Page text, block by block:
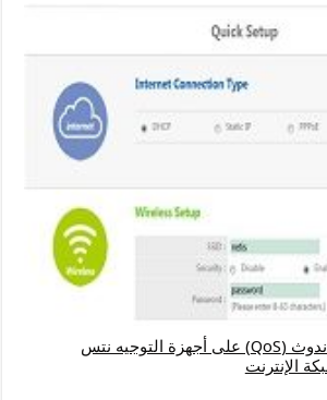
كيفية التحكم في الباندوث (QoS) على أجهزة التوجيه نتس
الإنترنت